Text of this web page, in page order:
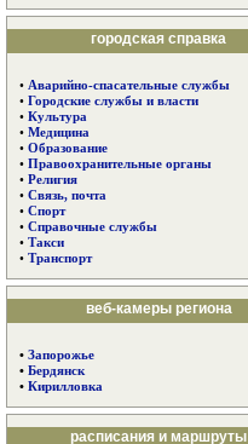
городская справка
• Аварийно-спасательные службы
• Городские службы и власти
• Культура
• Медицина
• Образование
• Правоохранительные органы
• Религия
• Связь, почта
• Спорт
• Справочные службы
• Такси
• Транспорт
веб-камеры региона
• Запорожье
• Бердянск
• Кирилловка
расписания и маршруты